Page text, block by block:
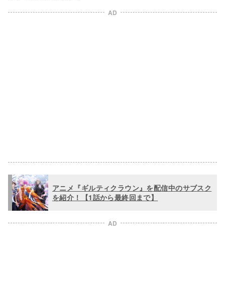
AD
アニメ『ギルティクラウン』を配信中のサブスク
を紹介！【1話から最終回まで】
AD